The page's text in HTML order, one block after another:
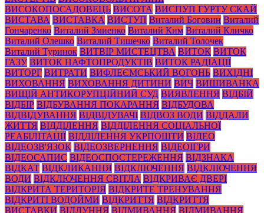
ВИСОКОПОСАДОВЕЦЬ ВИСОТА ВИСПУП ГУРТУ СКАЙ
ВИСТАВА ВИСТАВКА ВИСТУП Виталий Боговин Виталий
Гончаренко Виталий Змиенко Виталий Ким Виталий Кличко
Виталий Олешко Виталий Тишечко Виталий Толочек
Виталий Туринок ВИТВІР МИСТЕЦТВА ВИТОК ВИТОК
ГАЗУ ВИТОК НАФТОПРОДУКТІВ ВИТОК РАДІАЦІЇ
ВИТОРГ ВИТРАТИ ВИФЛЕЄМСЬКИЙ ВОГОНЬ ВИХІДНІ
ВИХОВАННЯ ВИХОВАННЯ ДИТИНИ ВИЧ ВИШИВАНКА
ВИЩІЙ АНТИКОРУПЦІЙНИЙ СУД ВИЯВЛЕННЯ ВІДБІЙ
ВІДБІР ВІДБУВАННЯ ПОКАРАННЯ ВІДБУДОВА
ВІДВІДУВАННЯ ВІДВІДУВАЧІ ВІДВОЗ ВОДИ ВІДДАЛИ
ЖИТТЯ ВІДДІЛЕННЯ ВІДДІЛЕННЯ СОЦІАЛЬНОЇ
РЕАБІЛІТАЦІЇ ВІДДІЛЕННЯ УКРПОШТИ ВІДЕО
ВІДЕОЗВ'ЯЗОК ВІДЕОЗВЕРНЕННЯ ВІДЕОІГРИ
ВІДЕОСАПИС ВІДЕОСПОСТЕРЕЖЕННЯ ВІДЗНАКА
ВІДКАТ ВІДКЛИКАННЯ ВІДКЛЮЧЕННЯ ВІДКЛЮЧЕННЯ
ВОДИ ВІДКЛЮЧЕННЯ СВІТЛА ВІДКРИВАЄ ДВЕРІ
ВІДКРИТА ТЕРИТОРІЯ ВІДКРИТЕ ТРЕНУВАННЯ
ВІДКРИТІ ВОДОЙМИ ВІДКРИТТЯ ВІДКРИТТЯ
ВИСТАВКИ ВІДЛУННЯ ВІДМИВАННЯ ВІДМИВАННЯ